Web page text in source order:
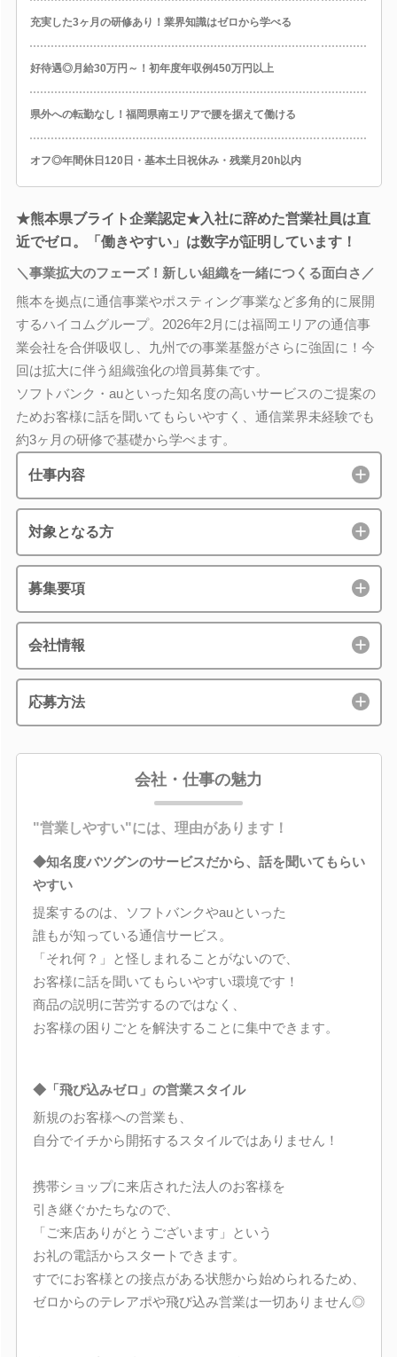
充実した3ヶ月の研修あり！業界知識はゼロから学べる
好待遇◎月給30万円～！初年度年収例450万円以上
県外への転勤なし！福岡県南エリアで腰を据えて働ける
オフ◎年間休日120日・基本土日祝休み・残業月20h以内
★熊本県ブライト企業認定★入社に辞めた営業社員は直
近でゼロ。「働きやすい」は数字が証明しています！
＼事業拡大のフェーズ！新しい組織を一緒につくる面白さ／
熊本を拠点に通信事業やポスティング事業など多角的に展開
するハイコムグループ。2026年2月には福岡エリアの通信事
業会社を合併吸収し、九州での事業基盤がさらに強固に！今
回は拡大に伴う組織強化の増員募集です。
ソフトバンク・auといった知名度の高いサービスのご提案の
ためお客様に話を聞いてもらいやすく、通信業界未経験でも
約3ヶ月の研修で基礎から学べます。
仕事内容
対象となる方
募集要項
会社情報
応募方法
会社・仕事の魅力
"営業しやすい"には、理由があります！
◆知名度バツグンのサービスだから、話を聞いてもらい
やすい
提案するのは、ソフトバンクやauといった
誰もが知っている通信サービス。
「それ何？」と怪しまれることがないので、
お客様に話を聞いてもらいやすい環境です！
商品の説明に苦労するのではなく、
お客様の困りごとを解決することに集中できます。
◆「飛び込みゼロ」の営業スタイル
新規のお客様への営業も、
自分でイチから開拓するスタイルではありません！
携帯ショップに来店された法人のお客様を
引き継ぐかたちなので、
「ご来店ありがとうございます」という
お礼の電話からスタートできます。
すでにお客様との接点がある状態から始められるため、
ゼロからのテレアポや飛び込み営業は一切ありません◎